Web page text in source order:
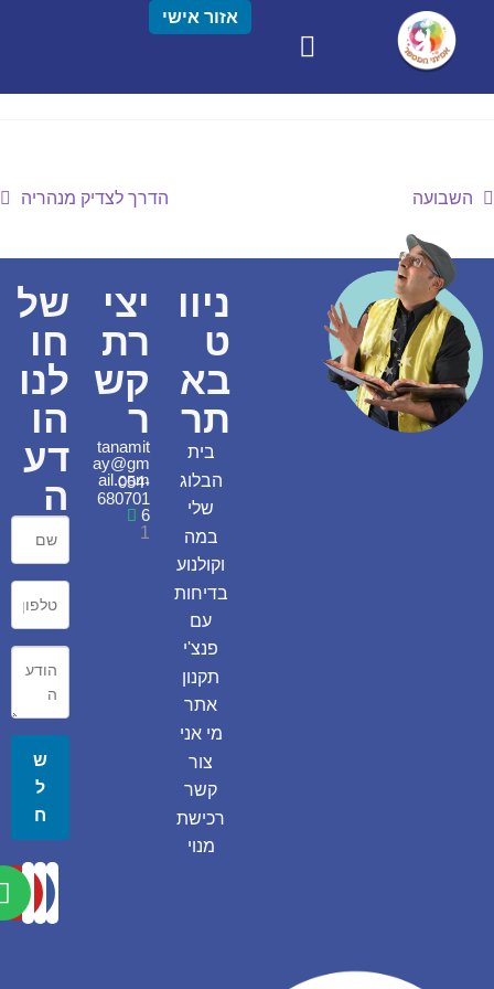
אזור אישי
השבועה הדרך לצדיק מנהריה
ניוו
ט
בא
תר
בית
הבלוג
שלי
במה
וקולנוע
בדיחות
עם
פנצ'י
תקנון
אתר
מי אני
צור
קשר
רכישת
מנוי
יצי
רת
קש
ר
tanamit
ay@gm
ail.com
054-
680701
6
1
של
חו
לנו
הו
דע
ה
ש
ל
ח